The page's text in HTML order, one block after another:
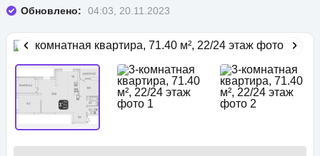
Обновлено:
04:03, 20.11.2023